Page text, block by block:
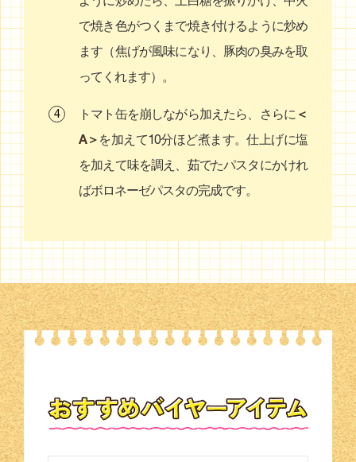
で焼き色がつくまで焼き付けるように炒め
ます（焦げが風味になり、豚肉の臭みを取
ってくれます）。
トマト缶を崩しながら加えたら、さらに ＜
A＞ を加えて10分ほど煮ます。仕上げに塩
を加えて味を調え、茹でたパスタにかけれ
ばボロネーゼパスタの完成です。